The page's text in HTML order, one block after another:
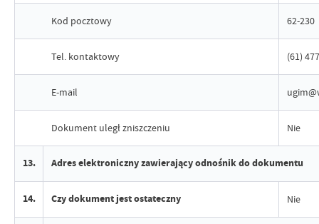
Kod pocztowy 62-230
Tel. kontaktowy (61)
E-mail
Dokument uległ zniszczeniu Nie
13. Adres elektroniczny zawierający odnośnik do dokumentu
14. Czy dokument jest ostateczny Nie